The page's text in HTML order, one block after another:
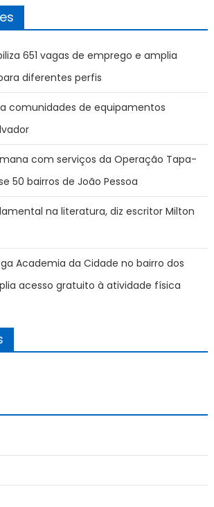
651 vagas de emprego e amplia
diferentes perfis
comunidades de equipamentos
com serviços da Operação Tapa-
50 bairros de João Pessoa
na literatura, diz escritor Milton
Academia da Cidade no bairro dos
acesso gratuito à atividade física